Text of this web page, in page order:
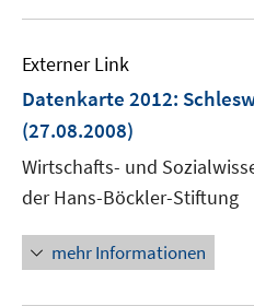
Externer Link
Datenkarte 2012:
(27.08.2008)
Wirtschafts- und
der Hans-Böckler-Stiftung
mehr Informationen